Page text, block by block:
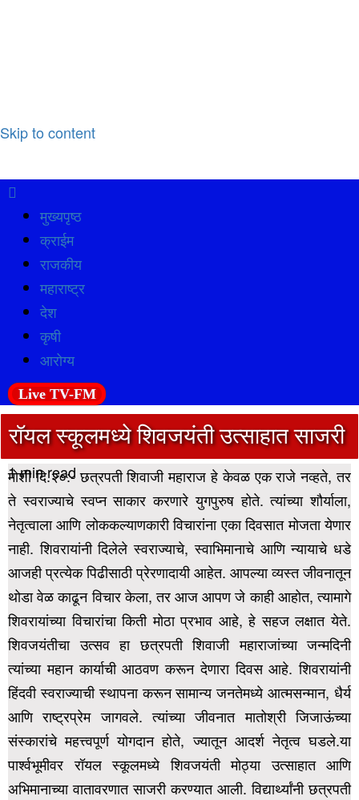
Skip to content
मुख्यपृष्ठ
क्राईम
राजकीय
महाराष्ट्र
देश
कृषी
आरोग्य
Live TV-FM
रॉयल स्कूलमध्ये शिवजयंती उत्साहात साजरी
1 min read
मोशी दि.२०:- छत्रपती शिवाजी महाराज हे केवळ एक राजे नव्हते, तर
ते स्वराज्याचे स्वप्न साकार करणारे युगपुरुष होते. त्यांच्या शौर्याला,
नेतृत्वाला आणि लोककल्याणकारी विचारांना एका दिवसात मोजता येणार
नाही. शिवरायांनी दिलेले स्वराज्याचे, स्वाभिमानाचे आणि न्यायाचे धडे
आजही प्रत्येक पिढीसाठी प्रेरणादायी आहेत. आपल्या व्यस्त जीवनातून
थोडा वेळ काढून विचार केला, तर आज आपण जे काही आहोत, त्यामागे
शिवरायांच्या विचारांचा किती मोठा प्रभाव आहे, हे सहज लक्षात येते.
शिवजयंतीचा उत्सव हा छत्रपती शिवाजी महाराजांच्या जन्मदिनी
त्यांच्या महान कार्याची आठवण करून देणारा दिवस आहे.शिवरायांनी
हिंदवी स्वराज्याची स्थापना करून सामान्य जनतेमध्ये आत्मसन्मान, धैर्य
आणि राष्ट्रप्रेम जागवले. त्यांच्या जीवनात मातोश्री जिजाऊंच्या
संस्कारांचे महत्त्वपूर्ण योगदान होते, ज्यातून आदर्श नेतृत्व घडले.या
पार्श्वभूमीवर रॉयल स्कूलमध्ये शिवजयंती मोठ्या उत्साहात आणि
अभिमानाच्या वातावरणात साजरी करण्यात आली. विद्यार्थ्यांनी छत्रपती